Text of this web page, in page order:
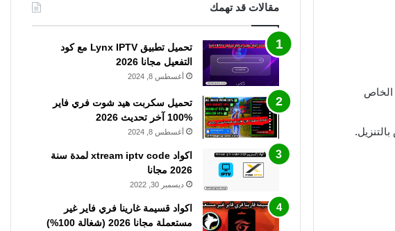
الخاص
مقالات قد تهمك
تحميل تطبيق Lynx IPTV مع كود
التفعيل مجانا 2026
أغسطس 8, 2024
تحميل سكربت هيد شوت فري فاير
%100 آخر تحديث 2026
أغسطس 8, 2024
اكواد xtream iptv code لمدة سنة
2026 مجانا
ديسمبر 30, 2022
اكواد قسيمة غارينا فري فاير غير
مستعملة مجانا 2026 (شغالة 100%)